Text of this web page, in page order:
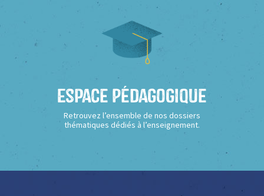
Espace Pédagogique
Retrouvez l’ensemble de nos dossiers
thématiques dédiés à l’enseignement.